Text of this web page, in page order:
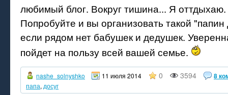
любимый блог. Вокруг тишина... Я оттдыхаю.
Попробуйте и вы организовать такой
если рядом нет бабушек и дедушек.
пойдет на пользу всей вашей семье.
nashe_solnyshko 11 июля 2014 0 3594 8
папа, досуг